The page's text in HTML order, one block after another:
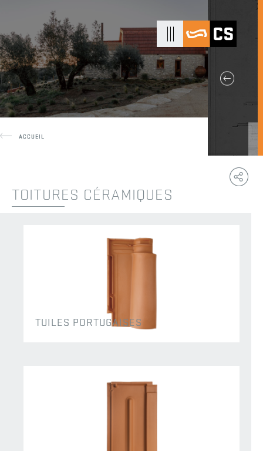
ACCUEIL
Copy
Link
TOITURES CÉRAMIQUES
TUILES PORTUGAISES